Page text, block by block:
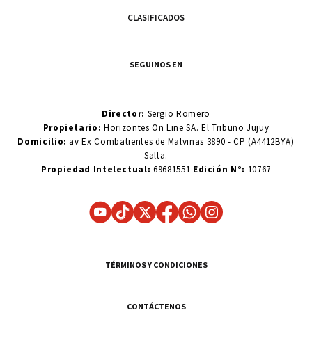
CLASIFICADOS
SEGUINOS EN
Director: Sergio Romero
Propietario:Horizontes On Line SA. El Tribuno Jujuy
Domicilio: av Ex Combatientes de Malvinas 3890 - CP (A4412BYA)
Salta.
Propiedad Intelectual: 69681551 Edición N°: 10767
TÉRMINOS Y CONDICIONES
CONTÁCTENOS